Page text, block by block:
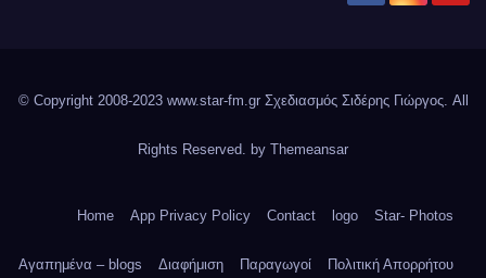
© Copyright 2008-2023 www.star-fm.gr Σχεδιασμός Σιδέρης Γιώργος. All
Rights Reserved. by Themeansar
Home App Privacy Policy Contact logo Star- Photos
Αγαπημένα – blogs Διαφήμιση Παραγωγοί Πολιτική Απορρήτου